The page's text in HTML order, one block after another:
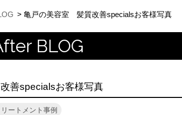
亀戸の美容室 髪質改善specialsお客様写真
BLOG
善specialsお客様写真
ートメント事例